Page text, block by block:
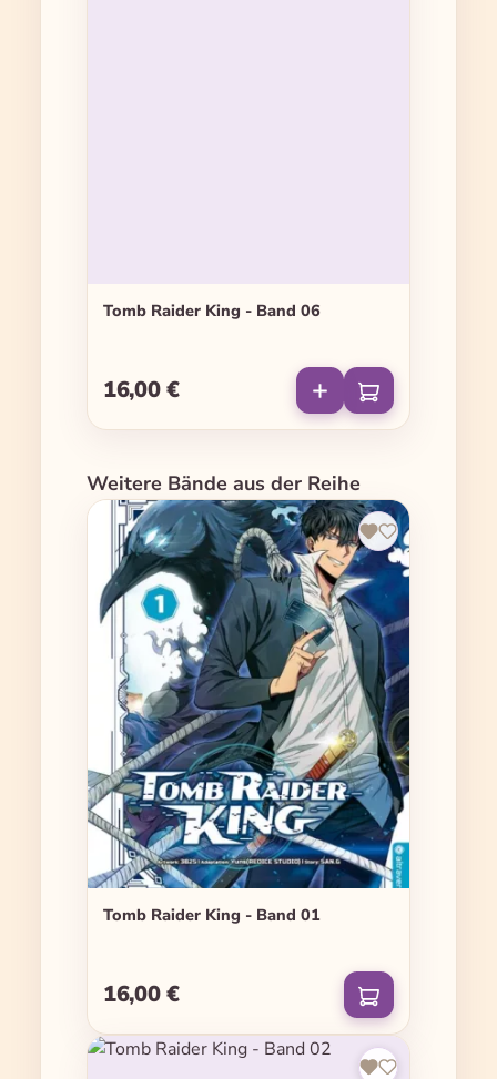
Tomb Raider King - Band 06
Regulärer Preis:
16,00 €
Produktgalerie überspringen
Weitere Bände aus der Reihe
Tomb Raider King - Band 01
Regulärer Preis:
16,00 €